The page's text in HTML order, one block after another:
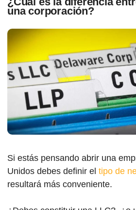
una corporación?
Si estás pensando abrir una
Unidos debes definir el tipo de
resultará más conveniente.